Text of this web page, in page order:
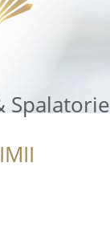
Spalatorie